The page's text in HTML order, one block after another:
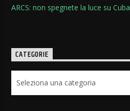
ARCS: non spegnete la luce su Cuba
CATEGORIE